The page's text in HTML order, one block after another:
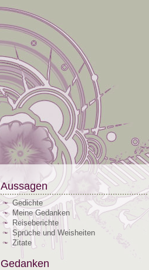
Aussagen
Gedichte
Meine Gedanken
Reiseberichte
Sprüche und Weisheiten
Zitate
Gedanken